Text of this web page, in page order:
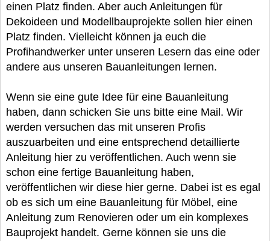
einen Platz finden. Aber auch Anleitungen für
Dekoideen und Modellbauprojekte sollen hier einen
Platz finden. Vielleicht können ja euch die
Profihandwerker unter unseren Lesern das eine oder
andere aus unseren Bauanleitungen lernen.
Wenn sie eine gute Idee für eine Bauanleitung
haben, dann schicken Sie uns bitte eine Mail. Wir
werden versuchen das mit unseren Profis
auszuarbeiten und eine entsprechend detaillierte
Anleitung hier zu veröffentlichen. Auch wenn sie
schon eine fertige Bauanleitung haben,
veröffentlichen wir diese hier gerne. Dabei ist es egal
ob es sich um eine Bauanleitung für Möbel, eine
Anleitung zum Renovieren oder um ein komplexes
Bauprojekt handelt. Gerne können sie uns die